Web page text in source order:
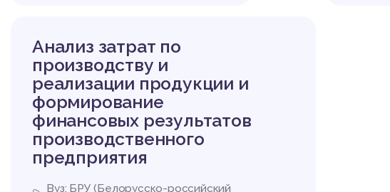
Анализ затрат по
производству и
реализации продукции и
формирование
финансовых результатов
производственного
предприятия
Вуз: БРУ (Белорусско-российский